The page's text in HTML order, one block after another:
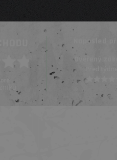
Naposled
Ověřený